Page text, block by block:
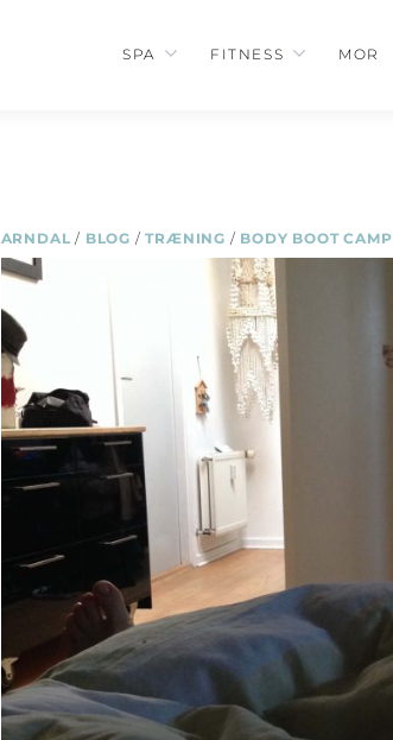
SPA FITNESS MOR
ARNDAL / BLOG /TRÆNING / BODY BOOT CAMP